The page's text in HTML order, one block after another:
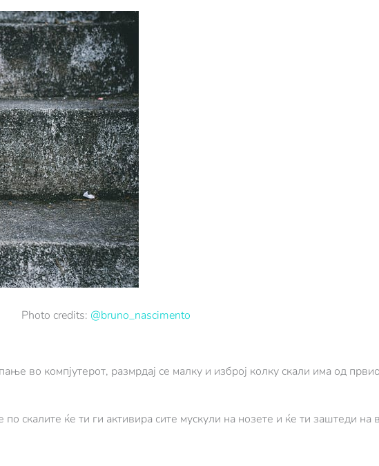
Photo credits: @bruno_nascimento
во компјутерот, размрдај се малку и изброј колку скали има од
скалите ќе ти ги активира сите мускули на нозете и ќе ти заштеди